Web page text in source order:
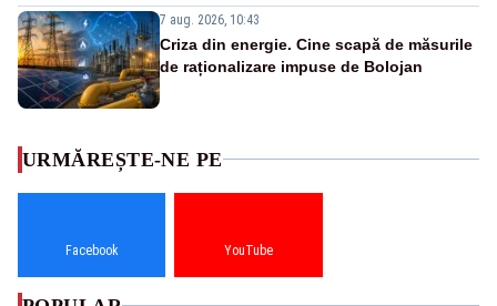
7 aug. 2026, 10:43
Criza din energie. Cine scapă de măsurile
de raționalizare impuse de Bolojan
URMĂREȘTE-NE PE
Facebook YouTube